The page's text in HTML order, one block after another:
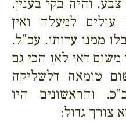
והיה בקי בענין.
למעלה ואין
ממנו עדותו. עכ"ל.
דאי לאו הכי גם
טומאה דלשליקה
והראשונים היו
צורך גדול: